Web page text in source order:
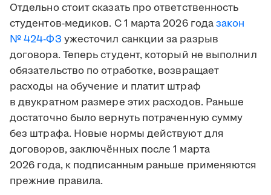
Отдельно стоит сказать про ответственность
студентов-медиков. С 1 марта 2026 годазакон
№ 424-ФЗ ужесточил санкции за разрыв
договора. Теперь студент, который не выполнил
обязательство по отработке, возвращает
расходы на обучение и платит штраф
в двукратном размере этих расходов. Раньше
достаточно было вернуть потраченную сумму
без штрафа. Новые нормы действуют для
договоров, заключённых после 1 марта
2026 года, к подписанным раньше применяются
прежние правила.